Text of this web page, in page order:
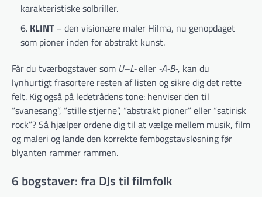
karakteristiske solbriller.
KLINT– den visionære maler Hilma, nu genopdaget
som pioner inden for abstrakt kunst.
Får du tværbogstaver som U–L-eller -A-B-, kan du
lynhurtigt frasortere resten af listen og sikre dig det rette
felt. Kig også på ledetrådens tone: henviser den til
“svanesang”, “stille stjerne”, “abstrakt pioner” eller “satirisk
rock”? Så hjælper ordene dig til at vælge mellem musik, film
og maleri og lande den korrekte fembogstavsløsning før
blyanten rammer rammen.
6 bogstaver: fra DJs til filmfolk